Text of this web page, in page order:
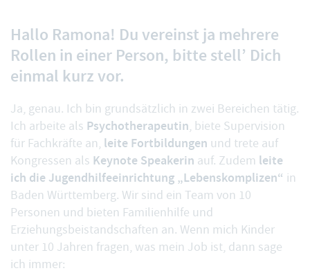
Hallo Ramona! Du vereinst ja mehrere
Rollen in einer Person, bitte stell’ Dich
einmal kurz vor.
Ja, genau. Ich bin grundsätzlich in zwei Bereichen tätig.
Ich arbeite als Psychotherapeutin, biete Supervision
für Fachkräfte an, leite Fortbildungen und trete auf
Kongressen als Keynote Speakerin auf. Zudem leite
ich die Jugendhilfeeinrichtung „Lebenskomplizen“ in
Baden Württemberg. Wir sind ein Team von 10
Personen und bieten Familienhilfe und
Erziehungsbeistandschaften an. Wenn mich Kinder
unter 10 Jahren fragen, was mein Job ist, dann sage
ich immer: